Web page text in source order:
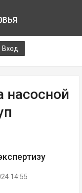
Вход
насосной
14:55